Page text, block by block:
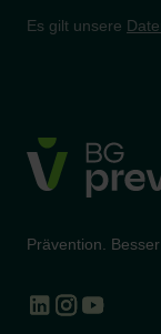
Es gilt unsere
Prävention.